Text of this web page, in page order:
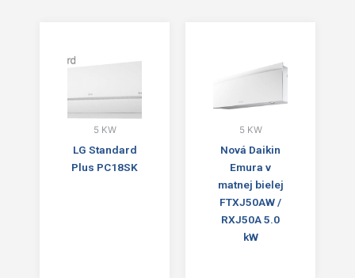
5 KW
LG Standard
Plus PC18SK
5 KW
Nová Daikin
Emura v
matnej bielej
FTXJ50AW /
RXJ50A 5.0
kW